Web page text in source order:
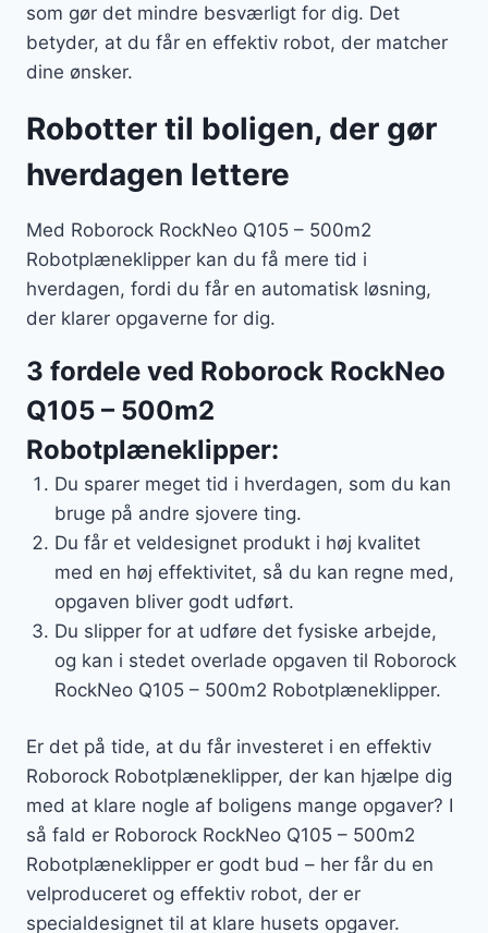
som gør det mindre besværligt for dig. Det
betyder, at du får en effektiv robot, der matcher
dine ønsker.
Robotter til boligen, der gør
hverdagen lettere
Med Roborock RockNeo Q105 – 500m2
Robotplæneklipper kan du få mere tid i
hverdagen, fordi du får en automatisk løsning,
der klarer opgaverne for dig.
3 fordele ved Roborock RockNeo
Q105 – 500m2
Robotplæneklipper:
Du sparer meget tid i hverdagen, som du kan
bruge på andre sjovere ting.
Du får et veldesignet produkt i høj kvalitet
med en høj effektivitet, så du kan regne med,
opgaven bliver godt udført.
Du slipper for at udføre det fysiske arbejde,
og kan i stedet overlade opgaven til Roborock
RockNeo Q105 – 500m2 Robotplæneklipper.
Er det på tide, at du får investeret i en effektiv
Roborock Robotplæneklipper, der kan hjælpe dig
med at klare nogle af boligens mange opgaver? I
så fald er Roborock RockNeo Q105 – 500m2
Robotplæneklipper er godt bud – her får du en
velproduceret og effektiv robot, der er
specialdesignet til at klare husets opgaver.